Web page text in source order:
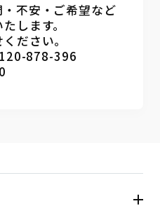
不安・ご希望など
します。
ださい。
878-396